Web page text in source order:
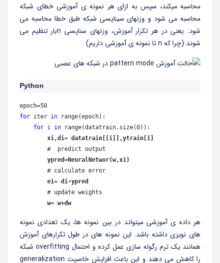
محاسبه میکند، سپس به ازای هر نمونه ی آموزشی خطای شبکه
محاسبه می شود و وزنهای سیناپسی شبکه طبق خطا محاسبه می
شود. یعنی در هر تکرار آموزش، وزنهای سناپسی nبار تنظیم می
شوند (چرا که n تا نمونه ی آموزشی داریم)
Python
for iter in range(epoch):
for i in range(datatrain.size(0)):
xi,di= datatrain[[i]],ytrain[i]
        #  predict output
ypred=NeuralNetwor(w,xi)
        # calculate error
ei= di-ypred
        # update weights
  w= w+dw
هر داده ی آموزشی میتواند در بین نمونه ها، یک تعدادی نمونه
های نویزی داشته باشد. این نمونه های در طول تکرارهای آموزش
همانند یک ترم رگوله سازی عمل کرده و احتمال overfitting شبکه
را کاهش می دهند و این باعث افزایش خاصیت generalization